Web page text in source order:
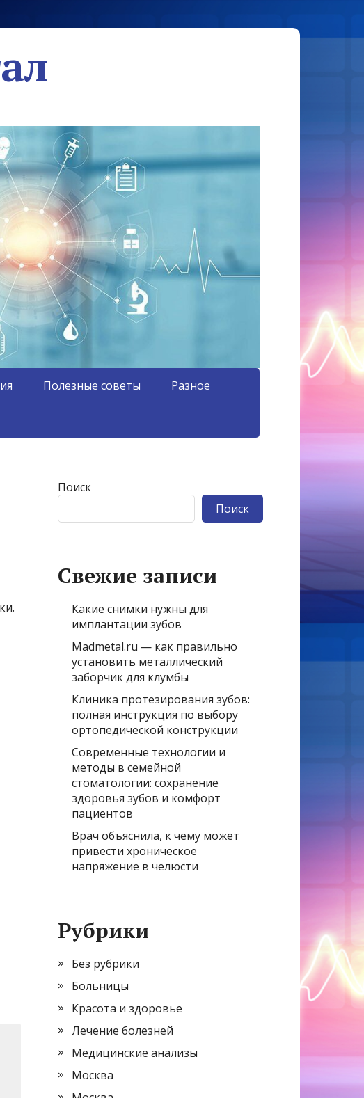
Полезные советы Разное
Поиск
Поиск
Свежие записи
Какие снимки нужны для
имплантации зубов
Madmetal.ru — как правильно
установить металлический
заборчик для клумбы
Клиника протезирования зубов:
полная инструкция по выбору
ортопедической конструкции
Современные технологии и
методы в семейной
стоматологии: сохранение
здоровья зубов и комфорт
пациентов
Врач объяснила, к чему может
привести хроническое
напряжение в челюсти
Рубрики
Без рубрики
Больницы
Красота и здоровье
Лечение болезней
Медицинские анализы
Москва